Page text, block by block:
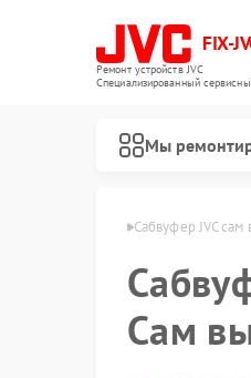
FIX-
Ремонт устройств JVC
Специализированный
Мы
Сабвуфер JVC сам
Сам